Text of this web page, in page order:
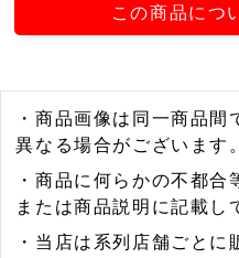
この商品につ
・商品画像は同一商品間
異なる場合がございます。
・商品に何らかの不都
または商品説明に記載し
・当店は系列店舗ごとに